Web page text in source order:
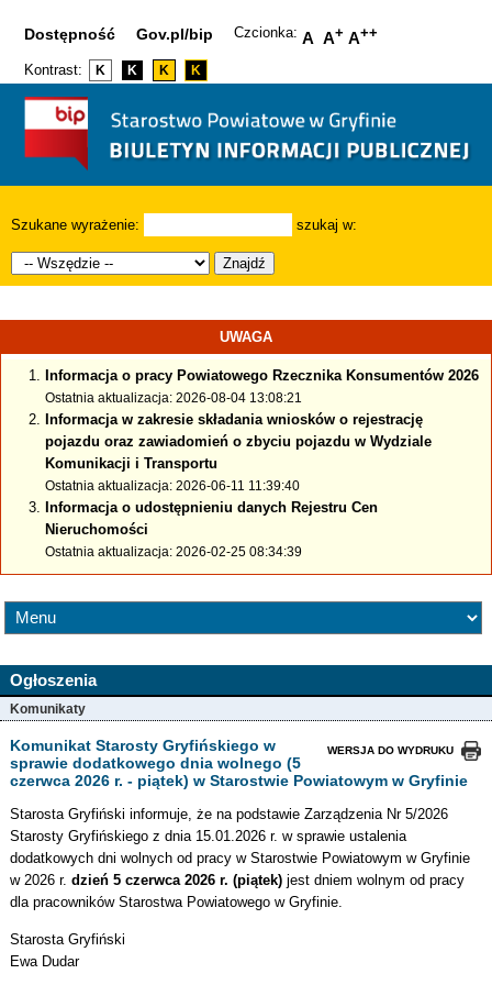
Dostępność Gov.pl/bip Czcionka: A A+ A++
Kontrast: K K K K
Szukane wyrażenie: szukaj w:
Znajdź
UWAGA
Informacja o pracy Powiatowego Rzecznika Konsumentów 2026
Ostatnia aktualizacja: 2026-08-04 13:08:21
Informacja w zakresie składania wniosków o rejestrację
pojazdu oraz zawiadomień o zbyciu pojazdu w Wydziale
Komunikacji i Transportu
Ostatnia aktualizacja: 2026-06-11 11:39:40
Informacja o udostępnieniu danych Rejestru Cen
Nieruchomości
Ostatnia aktualizacja: 2026-02-25 08:34:39
Ogłoszenia
Komunikaty
WERSJA DO WYDRUKU
Komunikat Starosty Gryfińskiego w
sprawie dodatkowego dnia wolnego (5
czerwca 2026 r. - piątek) w Starostwie Powiatowym w Gryfinie
Starosta Gryfiński informuje, że na podstawie Zarządzenia Nr 5/2026
Starosty Gryfińskiego z dnia 15.01.2026 r. w sprawie ustalenia
dodatkowych dni wolnych od pracy w Starostwie Powiatowym w Gryfinie
w 2026 r. dzień 5 czerwca 2026 r. (piątek)jest dniem wolnym od pracy
dla pracowników Starostwa Powiatowego w Gryfinie.
Starosta Gryfiński
Ewa Dudar